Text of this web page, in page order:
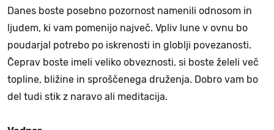
Danes boste posebno pozornost namenili odnosom in
ljudem, ki vam pomenijo največ. Vpliv lune v ovnu bo
poudarjal potrebo po iskrenosti in globlji povezanosti.
Čeprav boste imeli veliko obveznosti, si boste želeli več
topline, bližine in sproščenega druženja. Dobro vam bo
del tudi stik z naravo ali meditacija.